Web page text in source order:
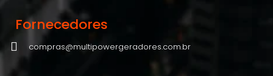
Fornecedores
compras@multipowergeradores.com.br